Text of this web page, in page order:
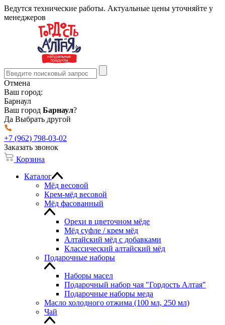
Ведутся технические работы. Актуальные цены уточняйте у
менеджеров
Отмена
Ваш город:
Барнаул
Ваш город Барнаул?
Да Выбрать другой
+7 (962) 798-03-02
Заказать звонок
Корзина
Каталог
Мёд весовой
Крем-мёд весовой
Мёд фасованный
Орехи в цветочном мёде
Мёд суфле / крем мёд
Алтайский мёд с добавками
Классический алтайский мёд
Подарочные наборы
Наборы масел
Подарочный набор чая "Гордость Алтая"
Подарочные наборы меда
Масло холодного отжима (100 мл, 250 мл)
Чай